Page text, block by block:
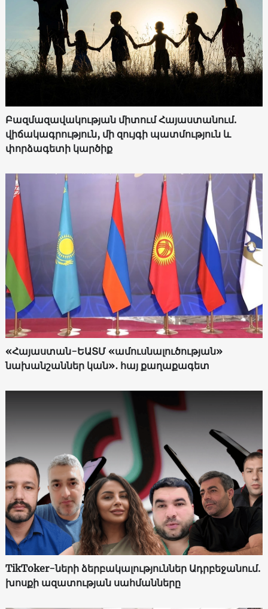
Բազմազավակության միտում Հայաստանում.
վիճակագրություն, մի զույգի պատմություն և
փորձագետի կարծիք
«Հայաստան-ԵԱՏՄ «ամուսնալուծության»
նախանշաններ կան»․ հայ քաղաքագետ
TikToker-ների ձերբակալություններ Ադրբեջանում.
խոսքի ազատության սահմանները